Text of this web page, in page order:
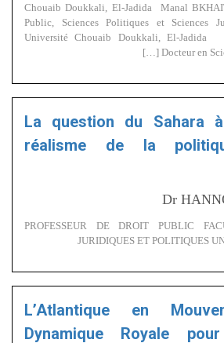
Chouaib Doukkali, El-Jadida Manal
Public, Sciences Politiques et Sciences
Université Chouaib Doukkali, El-Jadida
Docteur en
La question du Sahara
réalisme de la
Dr
PROFESSEUR DE DROIT PUBLIC
JURIDIQUES ET POLITIQUES
L’Atlantique en
Dynamique Royale